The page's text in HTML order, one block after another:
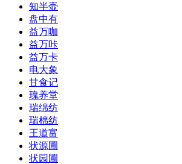
知半壶
盘中有
益万咖
益万咔
益万卡
电大象
甘食记
瑰养堂
瑞绵纺
瑞棉纺
王道富
状源圃
状园圃